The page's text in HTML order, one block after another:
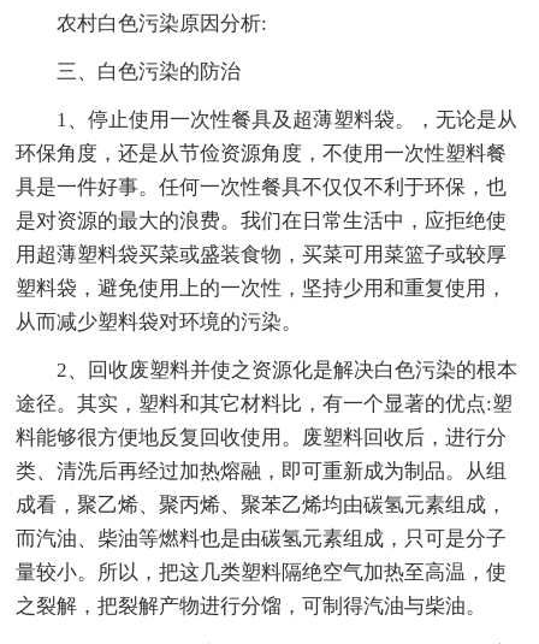
农村白色污染原因分析:
三、白色污染的防治
1、停止使用一次性餐具及超薄塑料袋。，无论是从
环保角度，还是从节俭资源角度，不使用一次性塑料餐
具是一件好事。任何一次性餐具不仅仅不利于环保，也
是对资源的最大的浪费。我们在日常生活中，应拒绝使
用超薄塑料袋买菜或盛装食物，买菜可用菜篮子或较厚
塑料袋，避免使用上的一次性，坚持少用和重复使用，
从而减少塑料袋对环境的污染。
2、回收废塑料并使之资源化是解决白色污染的根本
途径。其实，塑料和其它材料比，有一个显著的优点:塑
料能够很方便地反复回收使用。废塑料回收后，进行分
类、清洗后再经过加热熔融，即可重新成为制品。从组
成看，聚乙烯、聚丙烯、聚苯乙烯均由碳氢元素组成，
而汽油、柴油等燃料也是由碳氢元素组成，只可是分子
量较小。所以，把这几类塑料隔绝空气加热至高温，使
之裂解，把裂解产物进行分馏，可制得汽油与柴油。